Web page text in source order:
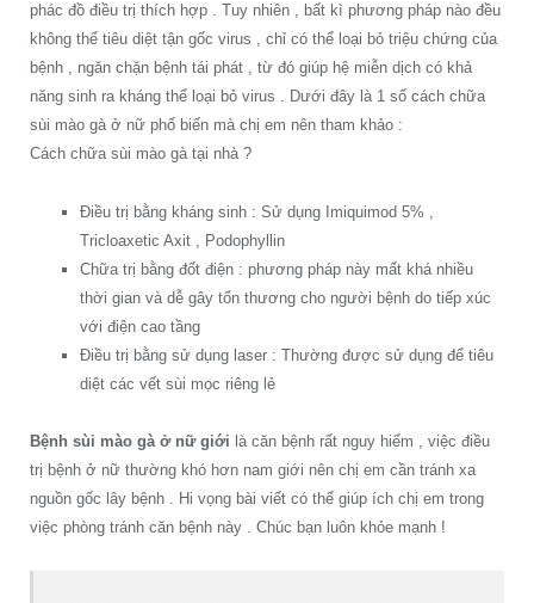
phác đồ điều trị thích hợp . Tuy nhiên , bất kì phương pháp nào đều
không thể tiêu diệt tận gốc virus , chỉ có thể loại bỏ triệu chứng của
bệnh , ngăn chặn bệnh tái phát , từ đó giúp hệ miễn dịch có khả
năng sinh ra kháng thể loại bỏ virus . Dưới đây là 1 số cách chữa
sùi mào gà ở nữ phổ biến mà chị em nên tham khảo :
Cách chữa sùi mào gà tại nhà ?
Điều trị bằng kháng sinh : Sử dụng Imiquimod 5% ,
Tricloaxetic Axit , Podophyllin
Chữa trị bằng đốt điện : phương pháp này mất khá nhiều
thời gian và dễ gây tổn thương cho người bệnh do tiếp xúc
với điện cao tầng
Điều trị bằng sử dụng laser : Thường được sử dụng để tiêu
diệt các vết sùi mọc riêng lẻ
Bệnh sùi mào gà ở nữ giới là căn bệnh rất nguy hiểm , việc điều
trị bệnh ở nữ thường khó hơn nam giới nên chị em cần tránh xa
nguồn gốc lây bệnh . Hi vọng bài viết có thể giúp ích chị em trong
việc phòng tránh căn bệnh này . Chúc bạn luôn khỏe mạnh !